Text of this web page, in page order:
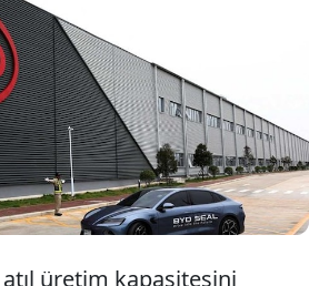
fabrika kuracağı konuşulan
henüz bir adım atmayan Çinli
devi BYD'nin Avrupa'daki yeni
belli oldu.
atıl üretim kapasitesini